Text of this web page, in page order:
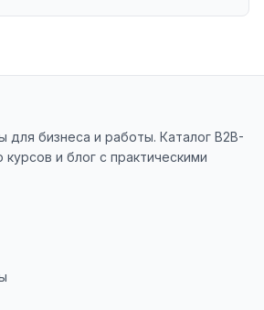
для бизнеса и работы. Каталог B2B-
курсов и блог с практическими